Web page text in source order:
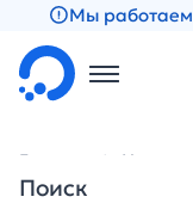
Мы работаем
Поиск
Главная Новости